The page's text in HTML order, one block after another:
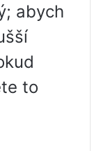
abych
to